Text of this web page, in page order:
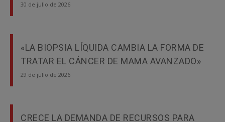
30 de julio de 2026
«LA BIOPSIA LÍQUIDA CAMBIA LA FORMA DE
TRATAR EL CÁNCER DE MAMA AVANZADO»
29 de julio de 2026
CRECE LA DEMANDA DE RECURSOS PARA